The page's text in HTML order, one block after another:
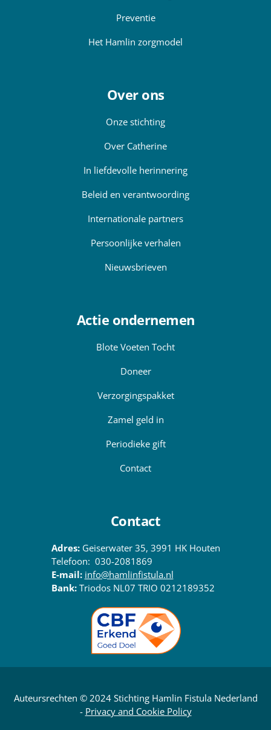
Preventie
Het Hamlin zorgmodel
Over ons
Onze stichting
Over Catherine
In liefdevolle herinnering
Beleid en verantwoording
Internationale partners
Persoonlijke verhalen
Nieuwsbrieven
Actie ondernemen
Blote Voeten Tocht
Doneer
Verzorgingspakket
Zamel geld in
Periodieke gift
Contact
Contact
Adres:Geiserwater 35, 3991 HK Houten
Telefoon: 030-2081869
E-mail: info@hamlinfistula.nl
Bank:Triodos NL07 TRIO 0212189352
Auteursrechten © 2024 Stichting Hamlin Fistula Nederland
- Privacy and Cookie Policy